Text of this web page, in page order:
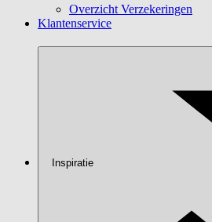
Overzicht Verzekeringen
Klantenservice
Inspiratie